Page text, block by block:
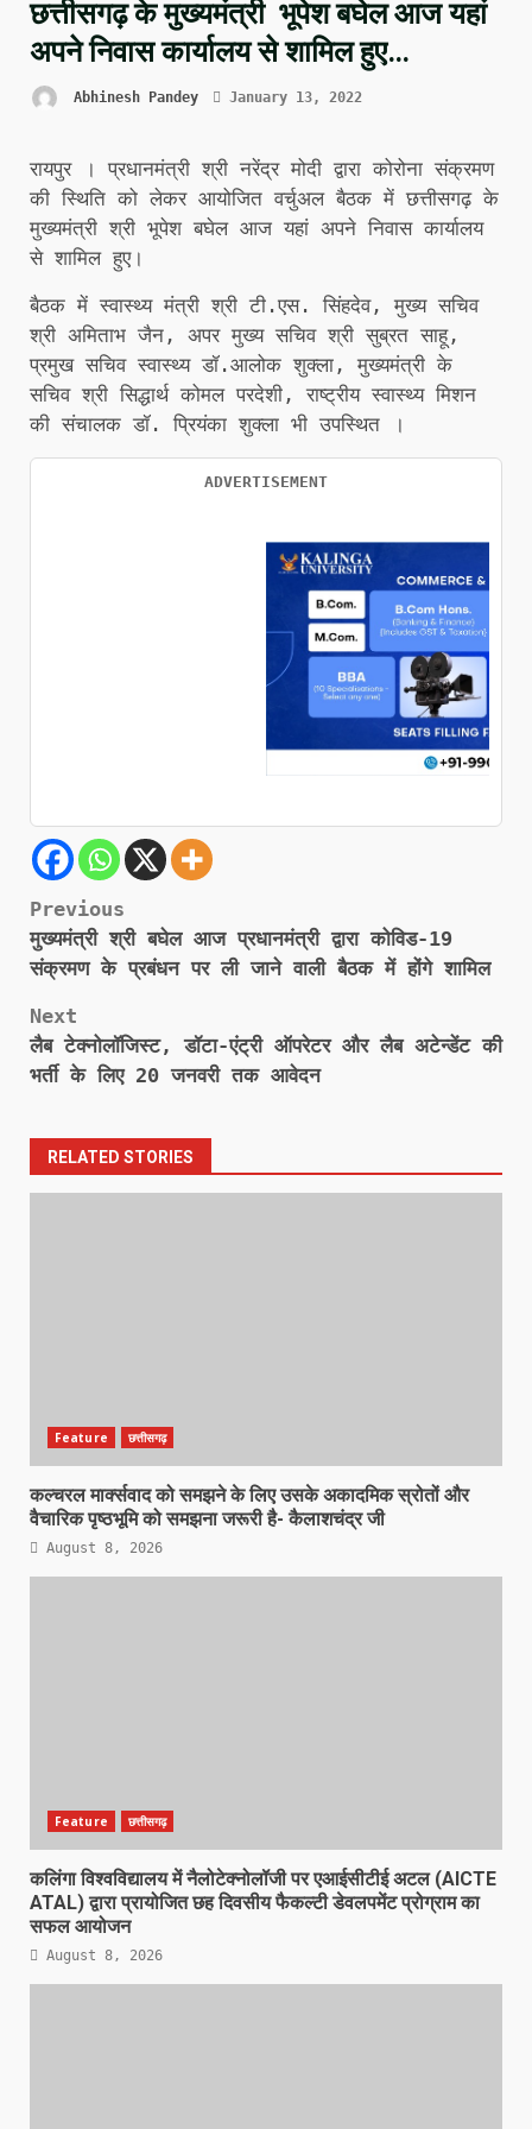
छत्तीसगढ़ के मुख्यमंत्री भूपेश बघेल आज यहां
अपने निवास कार्यालय से शामिल हुए…
Abhinesh Pandey January 13, 2022
रायपुर । प्रधानमंत्री श्री नरेंद्र मोदी द्वारा कोरोना संक्रमण
की स्थिति को लेकर आयोजित वर्चुअल बैठक में छत्तीसगढ़ के
मुख्यमंत्री श्री भूपेश बघेल आज यहां अपने निवास कार्यालय
से शामिल हुए।
बैठक में स्वास्थ्य मंत्री श्री टी.एस. सिंहदेव, मुख्य सचिव
श्री अमिताभ जैन, अपर मुख्य सचिव श्री सुब्रत साहू,
प्रमुख सचिव स्वास्थ्य डॉ.आलोक शुक्ला, मुख्यमंत्री के
सचिव श्री सिद्धार्थ कोमल परदेशी, राष्ट्रीय स्वास्थ्य मिशन
की संचालक डॉ. प्रियंका शुक्ला भी उपस्थित ।
ADVERTISEMENT
Post
navigation
Previous
मुख्यमंत्री श्री बघेल आज प्रधानमंत्री द्वारा कोविड-19
संक्रमण के प्रबंधन पर ली जाने वाली बैठक में होंगे शामिल
Next
लैब टेक्नोलॉजिस्ट, डॉटा-एंट्री ऑपरेटर और लैब अटेन्डेंट की
भर्ती के लिए 20 जनवरी तक आवेदन
RELATED STORIES
Feature छत्तीसगढ़
कल्चरल मार्क्सवाद को समझने के लिए उसके अकादमिक स्रोतों और
वैचारिक पृष्ठभूमि को समझना जरूरी है- कैलाशचंद्र जी
August 8, 2026
Feature छत्तीसगढ़
कलिंगा विश्वविद्यालय में नैलोटेक्नोलॉजी पर एआईसीटीई अटल (AICTE
ATAL) द्वारा प्रायोजित छह दिवसीय फैकल्टी डेवलपमेंट प्रोग्राम का
सफल आयोजन
August 8, 2026